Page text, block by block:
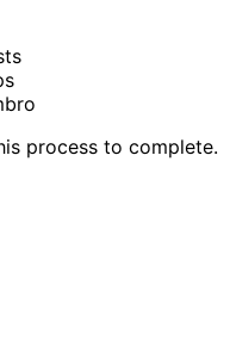
process to complete.